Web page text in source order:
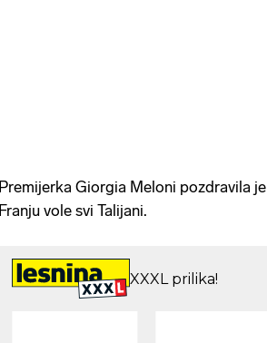
Premijerka Giorgia Meloni pozdravila
Franju vole svi Talijani.